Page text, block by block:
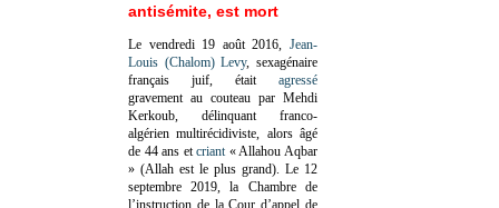
antisémite, est mort
Le vendredi 19 août 2016, Jean-
Louis (Chalom) Levy, sexagénaire
français juif, était agressé
gravement au couteau par Mehdi
Kerkoub, délinquant franco-
algérien multirécidiviste, alors âgé
de 44 ans etcriant « Allahou Aqbar
» (Allah est le plus grand). Le 12
septembre 2019, la Chambre de
l’instruction de la Cour d’appel de